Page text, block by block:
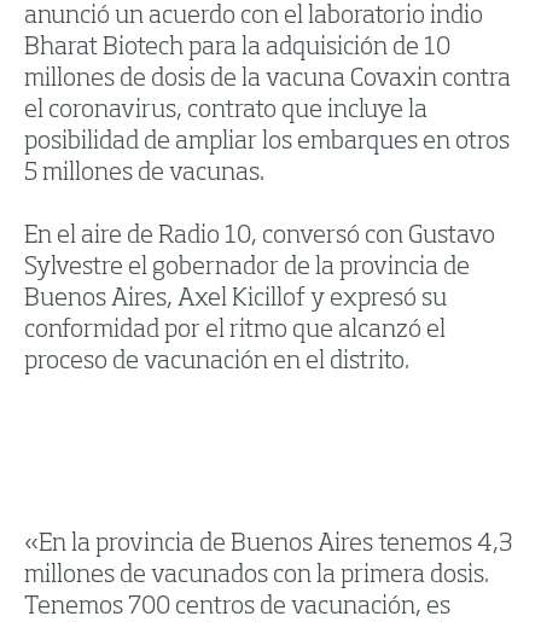
anunció un acuerdo con el laboratorio indio
Bharat Biotech para la adquisición de 10
millones de dosis de la vacuna Covaxin contra
el coronavirus, contrato que incluye la
posibilidad de ampliar los embarques en otros
5 millones de vacunas.
En el aire de Radio 10, conversó con Gustavo
Sylvestre el gobernador de la provincia de
Buenos Aires, Axel Kicillof y expresó su
conformidad por el ritmo que alcanzó el
proceso de vacunación en el distrito.
«En la provincia de Buenos Aires tenemos 4,3
millones de vacunados con la primera dosis.
Tenemos 700 centros de vacunación, es